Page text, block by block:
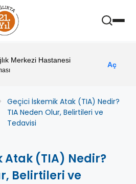
Merkezi Hastanesi
Aç
Geçici İskemik Atak (TIA) Nedir?
TIA Neden Olur, Belirtileri ve
Tedavisi
Atak (TIA) Nedir?
Belirtileri ve